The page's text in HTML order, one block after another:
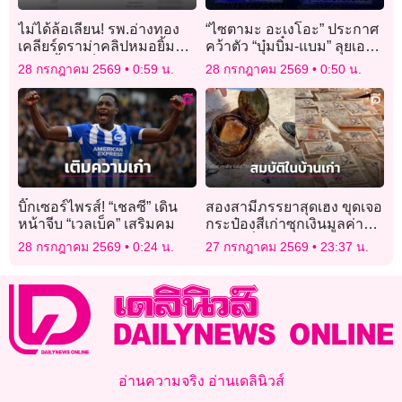
ไม่ได้ล้อเลียน! รพ.อ่างทอง
เคลียร์ดราม่าคลิปหมอยิ้ม
แถลงย้ำแค่ช็อกคำถามนัก
28 กรกฎาคม 2569 0:59 น.
“ไซตามะ อะเงโอะ” ประกาศ
คว้าตัว “บุ๋มบิ๋ม-แบม” ลุยเอ
สวี.ลีก
28 กรกฎาคม 2569 0:50 น.
บิ๊กเซอร์ไพรส์! “เชลซี” เดิน
หน้าจีบ “เวลเบ็ค” เสริมคม
28 กรกฎาคม 2569 0:24 น.
สองสามีภรรยาสุดเฮง ขุดเจอ
กระป๋องสีเก่าซุกเงินมูลค่า
เฉียดครึ่งแสน
27 กรกฎาคม 2569 23:37 น.
อ่านความจริง อ่านเดลินิวส์